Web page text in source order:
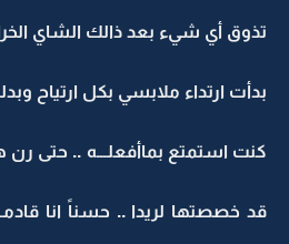
تذوق أي شيء بعد ذالك الشاي
بدأت ارتداء ملابسي بكل ارتياح
كنت استمتع بماأفعلـــه .. حتى
قد خصصتها لريدا .. حسناً انا